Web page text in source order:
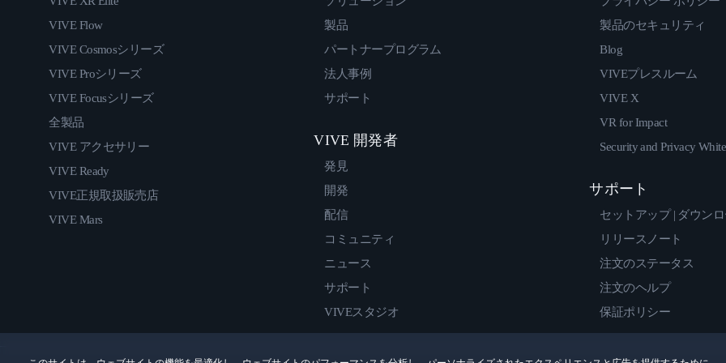
VIVE Flow
VIVE Cosmosシリーズ
VIVE Proシリーズ
VIVE Focusシリーズ
全製品
VIVE アクセサリー
VIVE Ready
VIVE正規取扱販売店
VIVE Mars
製品
パートナープログラム
法人事例
サポート
VIVE 開発者
発見
開発
配信
コミュニティ
ニュース
サポート
VIVEスタジオ
製品のセキュリティ
Blog
VIVEプレスルーム
VIVE X
VR for Impact
Security and Privacy
サポート
セットアップ | ダウン
リリースノート
注文のステータス
注文のヘルプ
保証ポリシー